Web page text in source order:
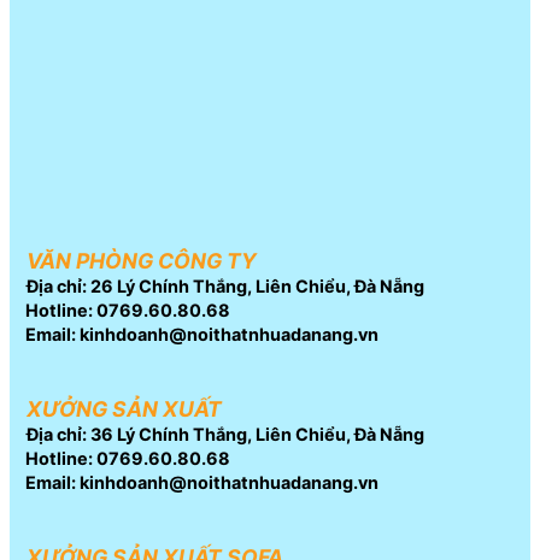
VĂN PHÒNG CÔNG TY
Địa chỉ: 26 Lý Chính Thắng, Liên Chiểu, Đà Nẵng
Hotline: 0769.60.80.68
Email: kinhdoanh@noithatnhuadanang.vn
XƯỞNG SẢN XUẤT
Địa chỉ: 36 Lý Chính Thắng, Liên Chiểu, Đà Nẵng
Hotline: 0769.60.80.68
Email: kinhdoanh@noithatnhuadanang.vn